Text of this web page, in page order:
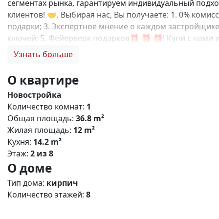
сегментах рынка, гарантируем индивидуальный
клиентов! 🤝. Выбирая нас, Вы получаете: 1. 0%
подарки; 3. Экспертное мнение о каждом
ключей; 5. Фейерверк подарков🎁 🎁 🎁! Купи с
квартал» — современный жилой комплекс
районе Симферополя с удобной транспортной
транспорта; - рядом — ключевые магистрали,
12 этажей (оптимальная плотность застройки). -
пространства, большие окна, функциональные
Дворы: без машин, озеленение, детские и
игровые комплексы для разных возрастов; - места
цены и качества; - развитая социальная
программ. N5323
Узнать больше
О квартире
Новостройка
Количество комнат: 1
Общая площадь: 36.8 m²
Жилая площадь: 12 m²
Кухня: 14.2 m²
Этаж: 2 из 8
О доме
Тип дома: кирпич
Количество этажей: 8